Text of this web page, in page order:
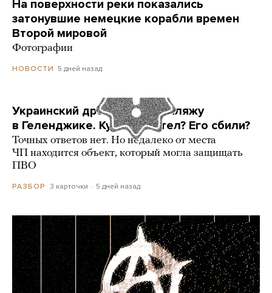
На поверхности реки показались
затонувшие немецкие корабли времен
Второй мировой
Фотографии
НОВОСТИ 5 дней назад
Украинский дрон попал по пляжу
в Геленджике. Куда он летел? Его сбили?
Точных ответов нет. Но недалеко от места
ЧП находится объект, который могла защищать
ПВО
РАЗБОР 3 карточки 5 дней назад